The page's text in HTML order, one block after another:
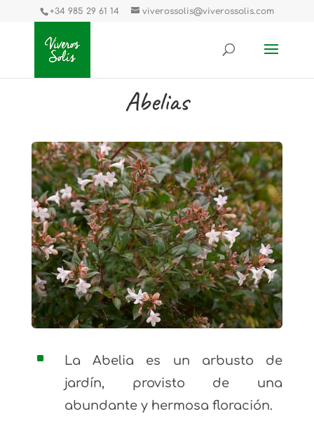
+34 985 29 61 14 viverossolis@viverossolis.com
Abelias
^
La Abelia es un arbusto de
jardín, provisto de una
abundante y hermosa floración.